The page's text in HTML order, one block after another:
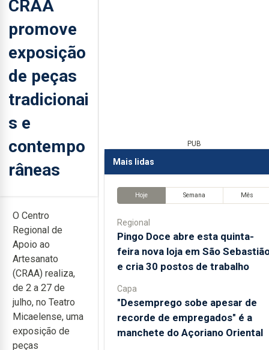
CRAA
promove
exposição
de peças
tradicionai
s e
contempo
râneas
O Centro
Regional de
Apoio ao
Artesanato
(CRAA) realiza,
de 2 a 27 de
julho, no Teatro
Micaelense, uma
exposição de
peças
PUB
Mais lidas
Hoje Semana Mês
Regional
Pingo Doce abre esta quinta-
feira nova loja em São
e cria 30 postos de trabalho
Capa
"Desemprego sobe apesar de
recorde de empregados" é a
manchete do Açoriano Oriental